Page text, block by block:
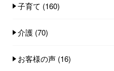
子育て (160)
介護 (70)
お客様の声 (16)